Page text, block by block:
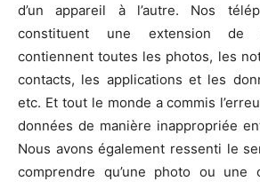
d’un appareil à l’autre. Nos
constituent une extension de
contiennent toutes les photos, les
contacts, les applications et les
etc. Et tout le monde a commis
données de manière inappropriée
Nous avons également ressenti le
comprendre qu’une photo ou une